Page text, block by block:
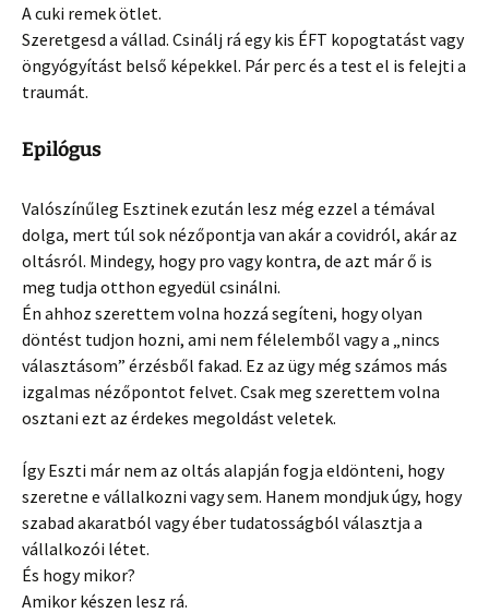
A cuki remek ötlet.
Szeretgesd a vállad. Csinálj rá egy kis ÉFT kopogtatást vagy
öngyógyítást belső képekkel. Pár perc és a test el is felejti a
traumát.
Epilógus
Valószínűleg Esztinek ezután lesz még ezzel a témával
dolga, mert túl sok nézőpontja van akár a covidról, akár az
oltásról. Mindegy, hogy pro vagy kontra, de azt már ő is
meg tudja otthon egyedül csinálni.
Én ahhoz szerettem volna hozzá segíteni, hogy olyan
döntést tudjon hozni, ami nem félelemből vagy a „nincs
választásom” érzésből fakad. Ez az ügy még számos más
izgalmas nézőpontot felvet. Csak meg szerettem volna
osztani ezt az érdekes megoldást veletek.
Így Eszti már nem az oltás alapján fogja eldönteni, hogy
szeretne e vállalkozni vagy sem. Hanem mondjuk úgy, hogy
szabad akaratból vagy éber tudatosságból választja a
vállalkozói létet.
És hogy mikor?
Amikor készen lesz rá.